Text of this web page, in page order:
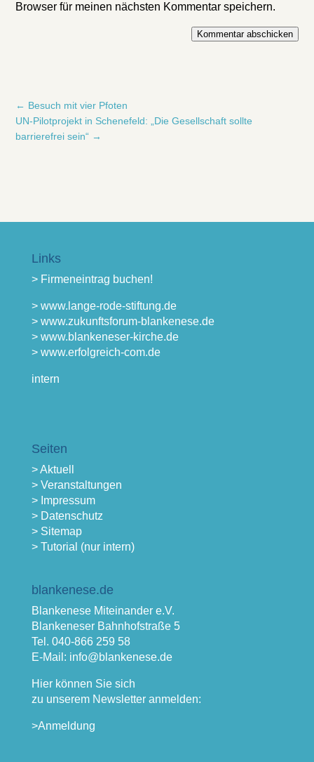
Browser für meinen nächsten Kommentar speichern.
Kommentar abschicken
← Besuch mit vier Pfoten
UN-Pilotprojekt in Schenefeld: „Die Gesellschaft sollte
barrierefrei sein“ →
Links
> Firmeneintrag buchen!
> www.lange-rode-stiftung.de
> www.zukunftsforum-blankenese.de
> www.blankeneser-kirche.de
> www.erfolgreich-com.de
intern
Seiten
> Aktuell
> Veranstaltungen
> Impressum
> Datenschutz
> Sitemap
> Tutorial (nur intern)
blankenese.de
Blankenese Miteinander e.V.
Blankeneser Bahnhofstraße 5
Tel. 040-866 259 58
E-Mail: info@blankenese.de
Hier können Sie sich
zu unserem Newsletter anmelden:
>Anmeldung